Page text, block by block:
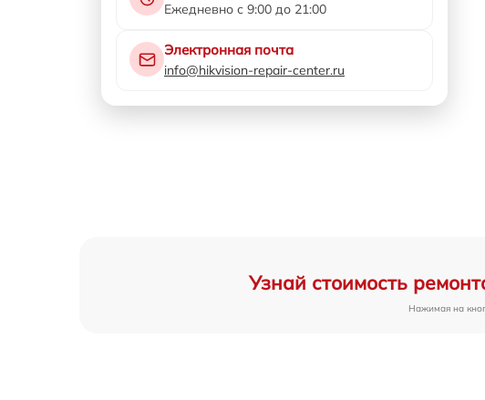
Ежедневно с 9:00 до 21:00
Электронная почта
info@hikvision-repair-center.ru
Узнай стоимость
Нажимая на